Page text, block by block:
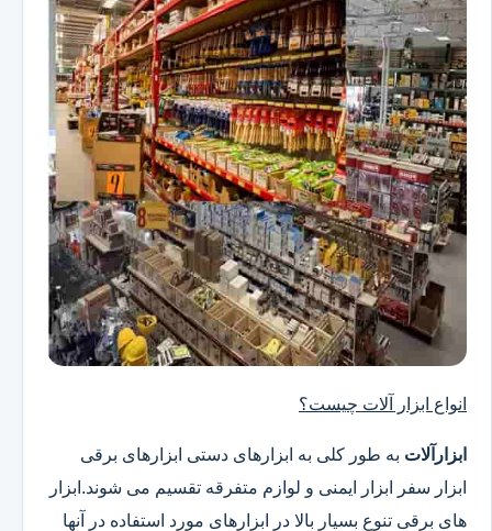
انواع ابزار آلات چیست؟
ابزارآلات به طور کلی به ابزارهای دستی ابزارهای برقی
ابزار سفر ابزار ایمنی و لوازم متفرقه تقسیم می شوند.ابزار
های برقی تنوع بسیار بالا در ابزارهای مورد استفاده در آنها